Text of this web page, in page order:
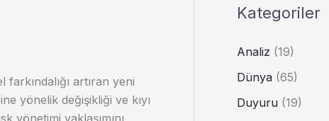
artıran yeni
yönelik değişikliği ve kıyı
yönetimi yaklaşımını
Kategoriler
Analiz (19)
Dünya (65)
Duyuru (19)